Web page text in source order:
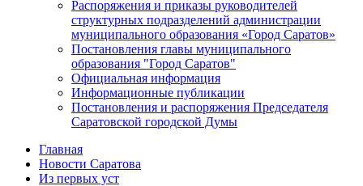
Распоряжения и приказы руководителей
структурных подразделений администрации
муниципального образования «Город Саратов»
Постановления главы муниципального
образования "Город Саратов"
Официальная информация
Информационные публикации
Постановления и распоряжения Председателя
Саратовской городской Думы
Главная
Новости Саратова
Из пеpвых уст